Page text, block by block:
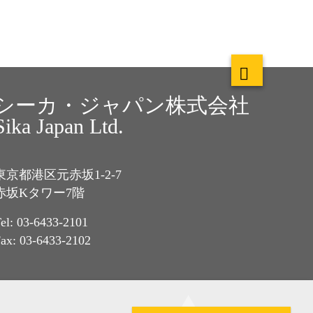
ーカ・ジャパン株式会社
Japan Ltd.
京都港区元赤坂1-2-7
坂Kタワー7階
03-6433-2101
03-6433-2102